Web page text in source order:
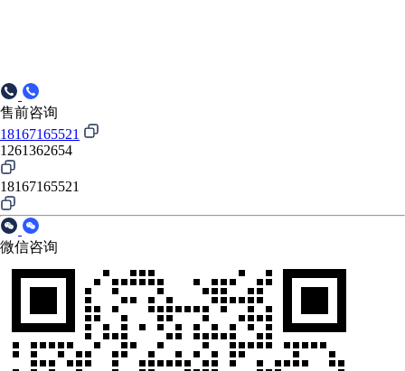
售前咨询
18167165521
1261362654
18167165521
微信咨询